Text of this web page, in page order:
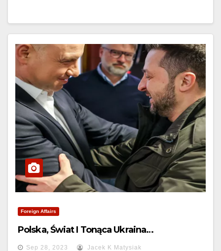
Foreign Affairs
Polska, Świat I Tonąca Ukraina…
Sep 28, 2023 Jacek K Matysiak